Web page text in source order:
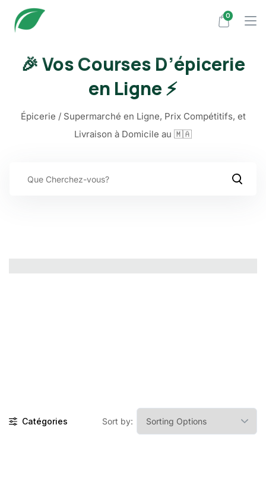
0
🎉 Vos Courses D’épicerie
en Ligne ⚡
Épicerie / Supermarché en Ligne, Prix Compétitifs, et
Livraison à Domicile au 🇲🇦
Catégories Sort by: